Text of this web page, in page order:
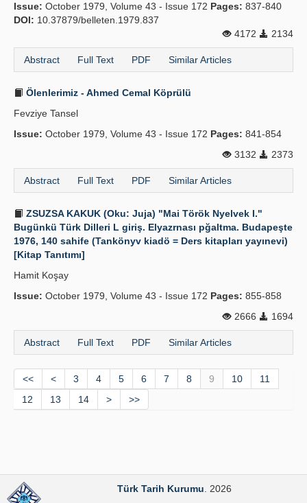
Issue: October 1979, Volume 43 - Issue 172 Pages: 837-840
DOI: 10.37879/belleten.1979.837
4172
2134
Abstract Full Text PDF Similar Articles
Ölenlerimiz - Ahmed Cemal Köprülü
Fevziye Tansel
Issue: October 1979, Volume 43 - Issue 172 Pages: 841-854
3132
2373
Abstract Full Text PDF Similar Articles
ZSUZSA KAKUK (Oku: Juja) "Mai Török Nyelvek I."
Bugünkü Türk Dilleri L giriş. Elyazrnası pğaltma. Budapeşte
1976, 140 sahife (Tankönyv kiadö = Ders kitapları yayınevi)
[Kitap Tanıtımı]
Hamit Koşay
Issue: October 1979, Volume 43 - Issue 172 Pages: 855-858
2666
1694
Abstract Full Text PDF Similar Articles
<< < 3 4 5 6 7 8 9 10
11
12
13 14 > >>
Türk Tarih Kurumu . 2026